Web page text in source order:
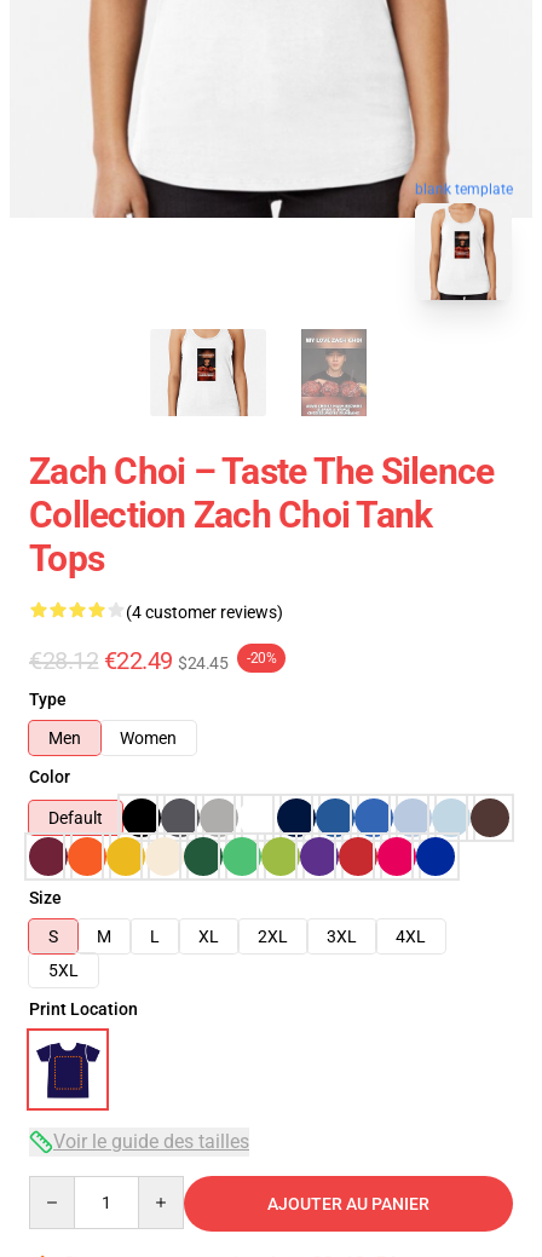
blank template
Zach Choi – Taste The Silence
Collection Zach Choi Tank
Tops
(4 customer reviews)
€28.12 €22.49 $24.45 -20%
Type
Men
Women
Color
Default
Size
S
M L XL 2XL 3XL
4XL
5XL
Print Location
Voir le guide des tailles
AJOUTER AU PANIER